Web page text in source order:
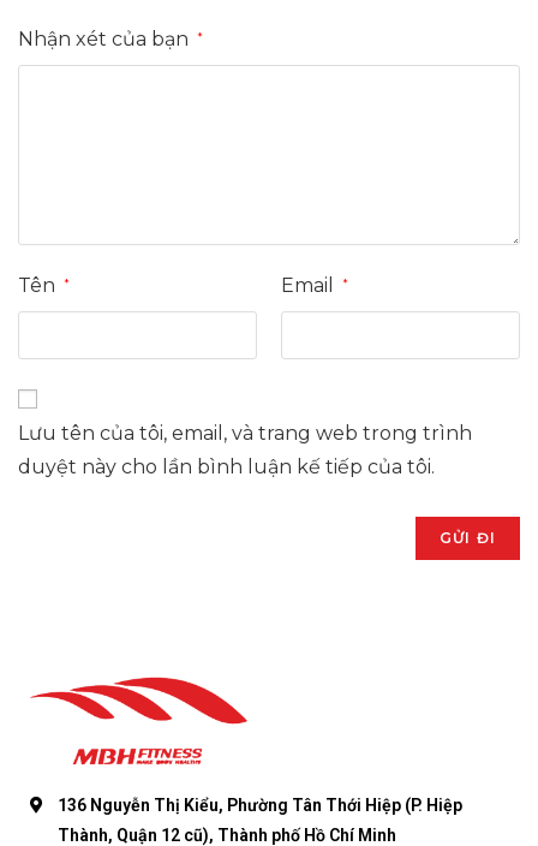
Nhận xét của bạn *
Tên * Email *
Lưu tên của tôi, email, và trang web trong trình
duyệt này cho lần bình luận kế tiếp của tôi.
136 Nguyễn Thị Kiểu, Phường Tân Thới Hiệp (P. Hiệp
Thành, Quận 12 cũ), Thành phố Hồ Chí Minh